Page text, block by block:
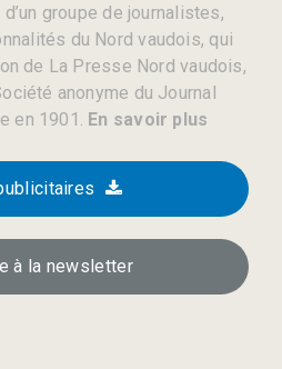
groupe de journalistes,
du Nord vaudois, qui
de La Presse Nord vaudois,
anonyme du Journal
en 1901. En savoir plus
à la newsletter